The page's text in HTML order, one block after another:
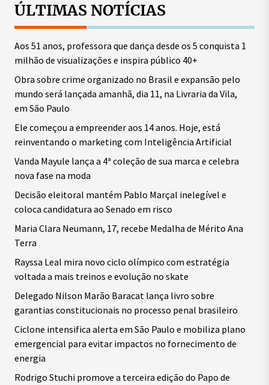
ÚLTIMAS NOTÍCIAS
Aos 51 anos, professora que dança desde os 5 conquista 1
milhão de visualizações e inspira público 40+
Obra sobre crime organizado no Brasil e expansão pelo
mundo será lançada amanhã, dia 11, na Livraria da Vila,
em São Paulo
Ele começou a empreender aos 14 anos. Hoje, está
reinventando o marketing com Inteligência Artificial
Vanda Mayule lança a 4ª coleção de sua marca e celebra
nova fase na moda
Decisão eleitoral mantém Pablo Marçal inelegível e
coloca candidatura ao Senado em risco
Maria Clara Neumann, 17, recebe Medalha de Mérito Ana
Terra
Rayssa Leal mira novo ciclo olímpico com estratégia
voltada a mais treinos e evolução no skate
Delegado Nilson Marão Baracat lança livro sobre
garantias constitucionais no processo penal brasileiro
Ciclone intensifica alerta em São Paulo e mobiliza plano
emergencial para evitar impactos no fornecimento de
energia
Rodrigo Stuchi promove a terceira edição do Papo de